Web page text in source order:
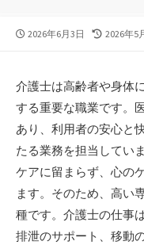
公
2026年6月3日
最
日
2026年5
介護士は高齢者や身体
する重要な職業です。
あり、利用者の安心と
たる業務を担当してい
ケアに留まらず、心の
ます。そのため、高い
種です。介護士の仕事
排泄のサポート、移動